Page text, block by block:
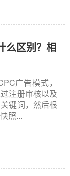
么区别？相
广告模式，
注册审核以及
键词，然后根
照...